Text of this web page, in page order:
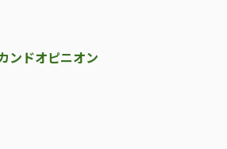
ンドオピニオン